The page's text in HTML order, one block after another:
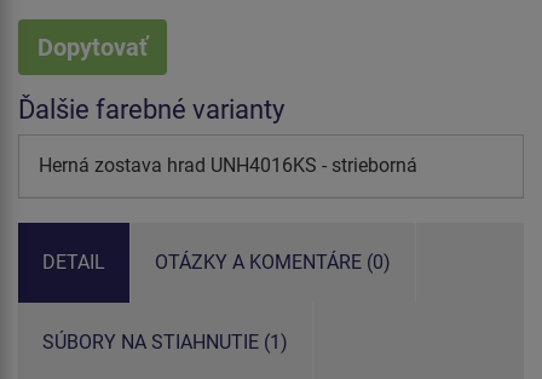
Dopytovať
Ďalšie farebné varianty
Herná zostava hrad UNH4016KS - strieborná
DETAIL OTÁZKY A KOMENTÁRE (0)
SÚBORY NA STIAHNUTIE (1)